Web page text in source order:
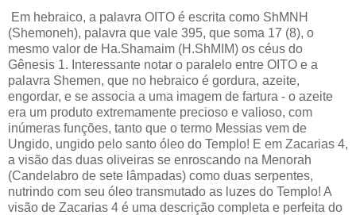
Em hebraico, a palavra OITO é escrita como ShMNH
(Shemoneh), palavra que vale 395, que soma 17 (8), o
mesmo valor de Ha.Shamaim (H.ShMIM) os céus do
Gênesis 1. Interessante notar o paralelo entre OITO e a
palavra Shemen, que no hebraico é gordura, azeite,
engordar, e se associa a uma imagem de fartura - o azeite
era um produto extremamente precioso e valioso, com
inúmeras funções, tanto que o termo Messias vem de
Ungido, ungido pelo santo óleo do Templo! E em Zacarias 4,
a visão das duas oliveiras se enroscando na Menorah
(Candelabro de sete lâmpadas) como duas serpentes,
nutrindo com seu óleo transmutado as luzes do Templo! A
visão de Zacarias 4 é uma descrição completa e perfeita do